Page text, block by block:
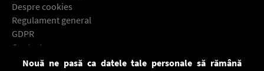
Despre cookies
Regulament general
GDPR
Contact
Descarcă gratuit aplicaţia Europa FM pentru smartphone:
Nouă ne pasă ca datele tale personale să rămână